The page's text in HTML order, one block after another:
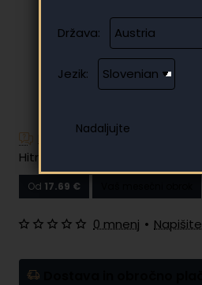
Država:
Jezik:
Imate dodatna vprašanja?
Hitro in enostavno obročno
Od 17.69 €
0 mnenj •